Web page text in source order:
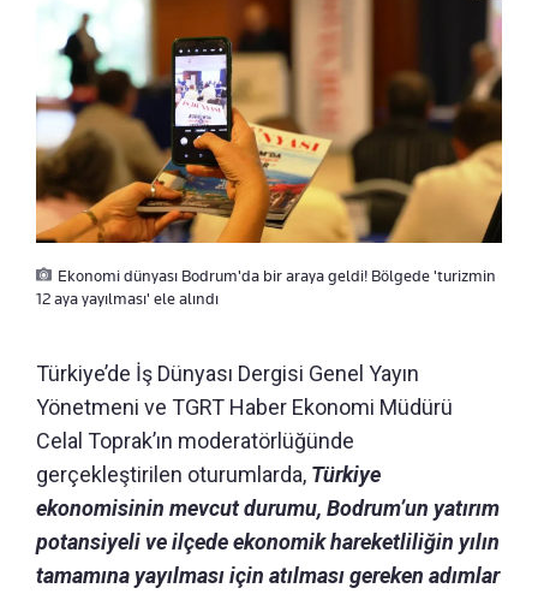
Ekonomi dünyası Bodrum'da bir araya geldi! Bölgede 'turizmin
12 aya yayılması' ele alındı
Türkiye’de İş Dünyası Dergisi Genel Yayın
Yönetmeni ve TGRT Haber Ekonomi Müdürü
Celal Toprak’ın moderatörlüğünde
gerçekleştirilen oturumlarda, Türkiye
ekonomisinin mevcut durumu, Bodrum’un yatırım
potansiyeli ve ilçede ekonomik hareketliliğin yılın
tamamına yayılması için atılması gereken adımlar